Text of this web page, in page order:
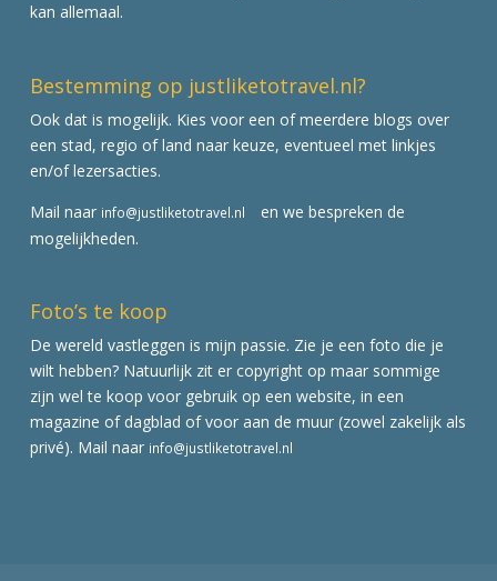
kan allemaal.
Bestemming op justliketotravel.nl?
Ook dat is mogelijk. Kies voor een of meerdere blogs over
een stad, regio of land naar keuze, eventueel met linkjes
en/of lezersacties.
Mail naar info@justliketotravel.nl
en we bespreken de
mogelijkheden.
Foto’s te koop
De wereld vastleggen is mijn passie. Zie je een foto die je
wilt hebben? Natuurlijk zit er copyright op maar sommige
zijn wel te koop voor gebruik op een website, in een
magazine of dagblad of voor aan de muur (zowel zakelijk als
privé). Mail naar info@justliketotravel.nl